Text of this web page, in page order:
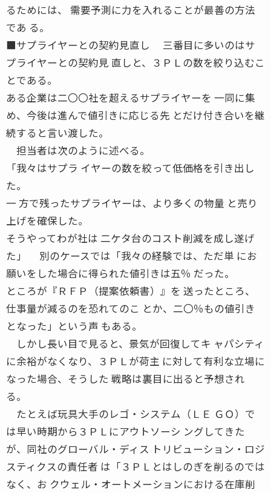
るためには、 需要予測に力を入れることが最善の方法
であ る。
■サプライヤーとの契約見直し 三番目に多いのはサ
プライヤーとの契約見 直しと、３ＰＬの数を絞り込むこ
とである。
ある企業は二〇〇社を超えるサプライヤーを 一同に集
め、今後は進んで値引きに応じる先 とだけ付き合いを継
続すると言い渡した。
担当者は次のように述べる。
「我々はサプラ イヤーの数を絞って低価格を引き出し
た。
一 方で残ったサプライヤーは、より多くの物量 と売り
上げを確保した。
そうやってわが社は 二ケタ台のコスト削減を成し遂げ
た」 別のケースでは「我々の経験では、ただ単 にお
願いをした場合に得られた値引きは五％ だった。
ところが『ＲＦＰ（提案依頼書）』を 送ったところ、
仕事量が減るのを恐れてのこ とか、二〇％もの値引き
となった」という声 もある。
しかし長い目で見ると、景気が回復してキ ャパシティ
に余裕がなくなり、３ＰＬが荷主 に対して有利な立場に
なった場合、そうした 戦略は裏目に出ると予想され
る。
たとえば玩具大手のレゴ・システム（ＬＥ ＧＯ）で
は早い時期から３ＰＬにアウトソーシ ングしてきた
が、同社のグローバル・ディス トリビューション・ロジ
スティクスの責任者 は「３ＰＬとはしのぎを削るのでは
なく、お クウェル・オートメーションにおける在庫削